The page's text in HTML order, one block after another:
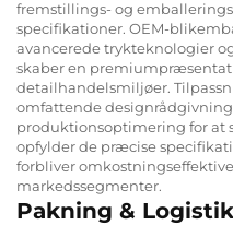
fremstillings- og
specifikationer. OEM-
avancerede trykteknologier
skaber en
detailhandelsmiljøer.
omfattende
produktionsoptimering for at
opfylder de præcise
forbliver
markedssegmenter.
Pakning &